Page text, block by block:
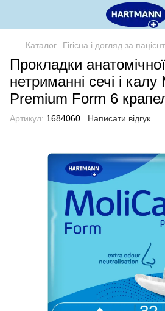
Каталог Гігієна і догляд за
Прокладки
нетриманні сечі і
Premium Form 6
Артикул: 1684060 Написати відгук